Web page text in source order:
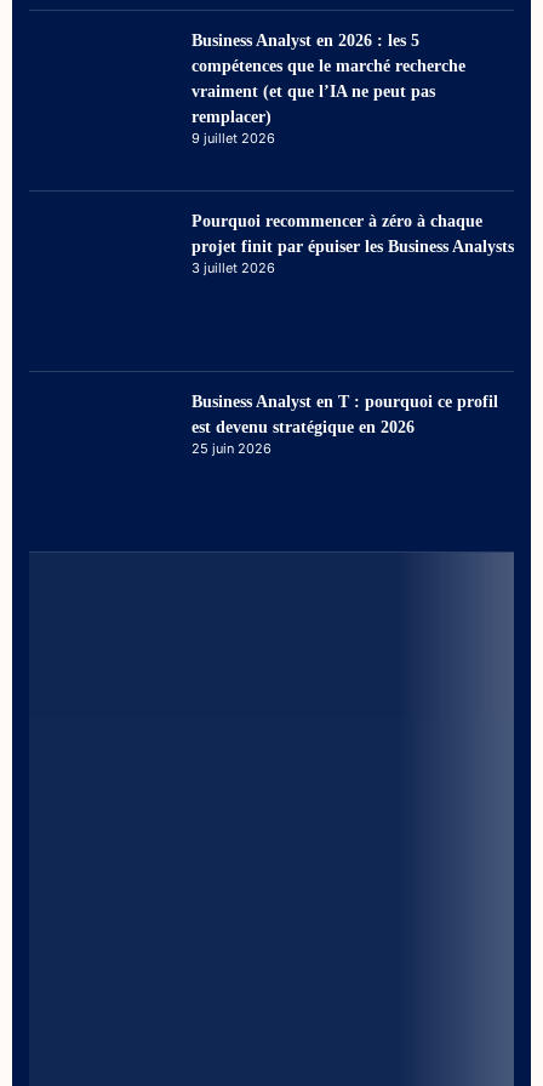
Business Analyst en 2026 : les 5
compétences que le marché recherche
vraiment (et que l’IA ne peut pas
remplacer)
9 juillet 2026
Pourquoi recommencer à zéro à chaque
projet finit par épuiser les Business Analysts
3 juillet 2026
Business Analyst en T : pourquoi ce profil
est devenu stratégique en 2026
25 juin 2026